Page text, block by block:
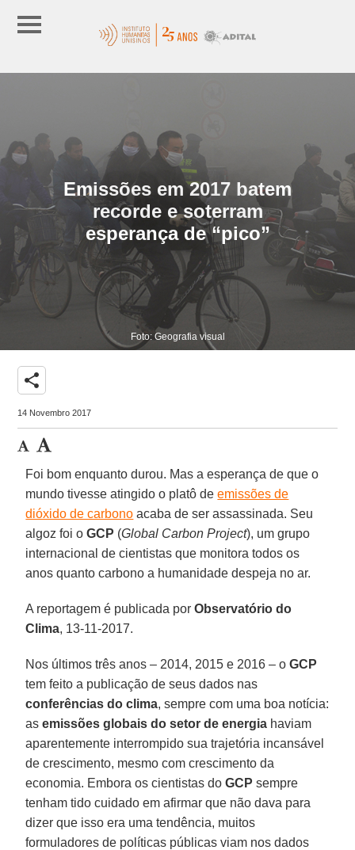
Emissões em 2017 batem
recorde e soterram
esperança de “pico”
Foto: Geografia visual
share
14 Novembro 2017
Foi bom enquanto durou. Mas a esperança de que o
mundo tivesse atingido o platô deemissões de
dióxido de carbono acaba de ser assassinada. Seu
algoz foi oGCP (Global Carbon Project), um grupo
internacional de cientistas que monitora todos os
anos quanto carbono a humanidade despeja no ar.
A reportagem é publicada porObservatório do
Clima, 13-11-2017.
Nos últimos três anos – 2014, 2015 e 2016 – oGCP
tem feito a publicação de seus dados nas
conferências do clima, sempre com uma boa notícia:
asemissões globais do setor de energia haviam
aparentemente interrompido sua trajetória incansável
de crescimento, mesmo com crescimento da
economia. Embora os cientistas doGCP sempre
tenham tido cuidado em afirmar que não dava para
dizer que isso era uma tendência, muitos
formuladores de políticas públicas viam nos dados